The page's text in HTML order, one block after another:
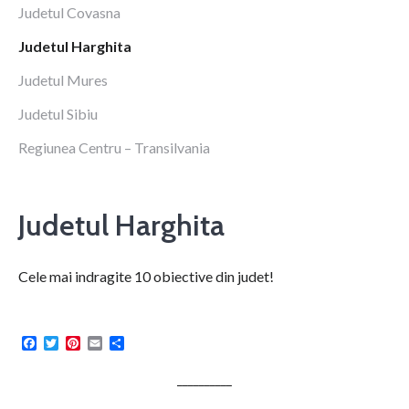
Judetul Covasna
Judetul Harghita
Judetul Mures
Judetul Sibiu
Regiunea Centru – Transilvania
Judetul Harghita
Cele mai indragite 10 obiective din judet!
Facebook
TwitterPinterest
Email